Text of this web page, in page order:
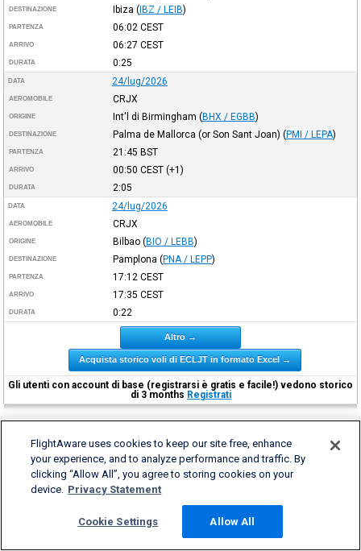
DESTINAZIONE Ibiza (IBZ / LEIB)
PARTENZA 06:02 CEST
ARRIVO 06:27 CEST
DURATA 0:25
DATA 24/lug/2026
AEROMOBILE CRJX
ORIGINE Int'l di Birmingham (BHX / EGBB)
DESTINAZIONE Palma de Mallorca (or Son Sant Joan) (PMI / LEPA)
PARTENZA 21:45 BST
ARRIVO 00:50 CEST(+1)
DURATA 2:05
DATA 24/lug/2026
AEROMOBILE CRJX
ORIGINE Bilbao (BIO / LEBB)
DESTINAZIONE Pamplona (PNA / LEPP)
PARTENZA 17:12 CEST
ARRIVO 17:35 CEST
DURATA 0:22
Altro →
Acquista storico voli di ECLJT in formato Excel →
Gli utenti con account di base (registrarsi è gratis e facile!) vedono storico
di 3 months Registrati
FlightAware uses cookies to keep our site free, enhance
your experience, and to analyze performance and traffic. By
clicking “Allow All”, you agree to storing cookies on your
device. Privacy Statement
Cookie Settings Allow All